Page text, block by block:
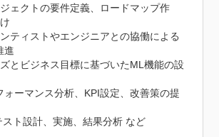
ェクトの要件定義、ロードマップ作
ティストやエンジニアとの協働による
進
とビジネス目標に基づいたML機能の設
ォーマンス分析、KPI設定、改善策の提
スト設計、実施、結果分析 など